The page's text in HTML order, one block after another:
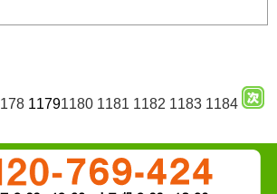
11791180 1181 1182 1183 1184